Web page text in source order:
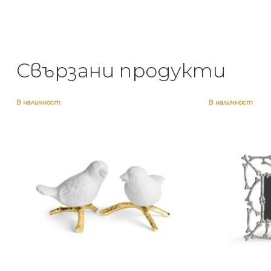
Свързани продукти
В наличност В наличност